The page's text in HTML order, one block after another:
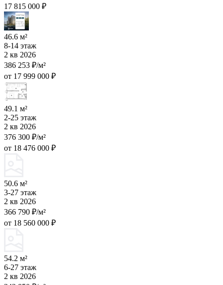
17 815 000 ₽
46.6 м²
8-14 этаж
2 кв 2026
386 253 ₽/м²
от 17 999 000 ₽
49.1 м²
2-25 этаж
2 кв 2026
376 300 ₽/м²
от 18 476 000 ₽
50.6 м²
3-27 этаж
2 кв 2026
366 790 ₽/м²
от 18 560 000 ₽
54.2 м²
6-27 этаж
2 кв 2026